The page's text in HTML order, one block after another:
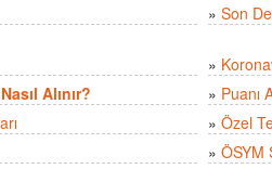
» Son
»
Alınır? » Puanı
» Özel
» ÖSYM